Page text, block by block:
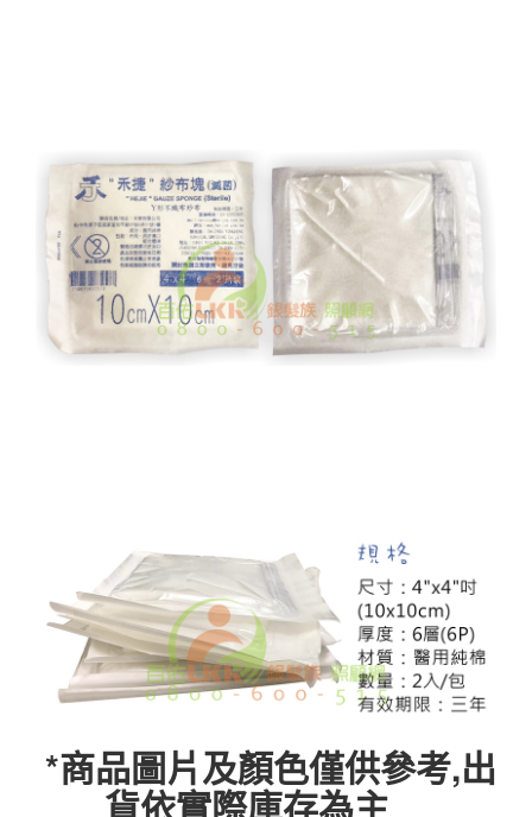
*商品圖片及顏色僅供參考,出
貨依實際庫存為主